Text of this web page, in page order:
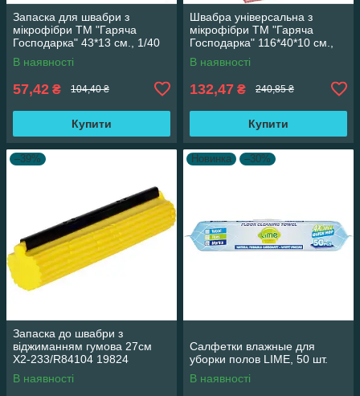
Запаска для швабри з
мікрофібри ТМ "Гаряча
Господарка" 43*13 см., 1/40
19824
В наявності
57,42 ₴ 104,40 ₴
Купити
Швабра універсальна з
мікрофібри ТМ "Гаряча
Господарка" 116*40*10 см.,
1/60
В наявності
132,47 ₴ 240,85 ₴
Купити
–39%
Запаска до швабри з
віджиманням гумова 27см
X2-233/R84104 19824
В наявності
Новинка –30%
Салфетки влажные для
уборки полов LIME, 50 шт.
В наявності